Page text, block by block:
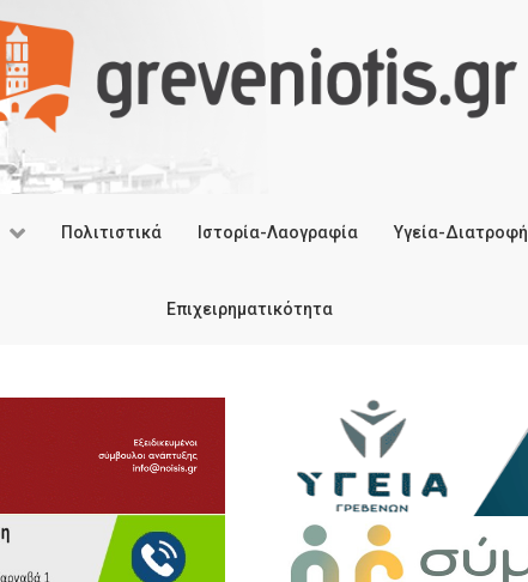
Πολιτιστικά Ιστορία-Λαογραφία Υγεία-Διατροφή
Επιχειρηματικότητα